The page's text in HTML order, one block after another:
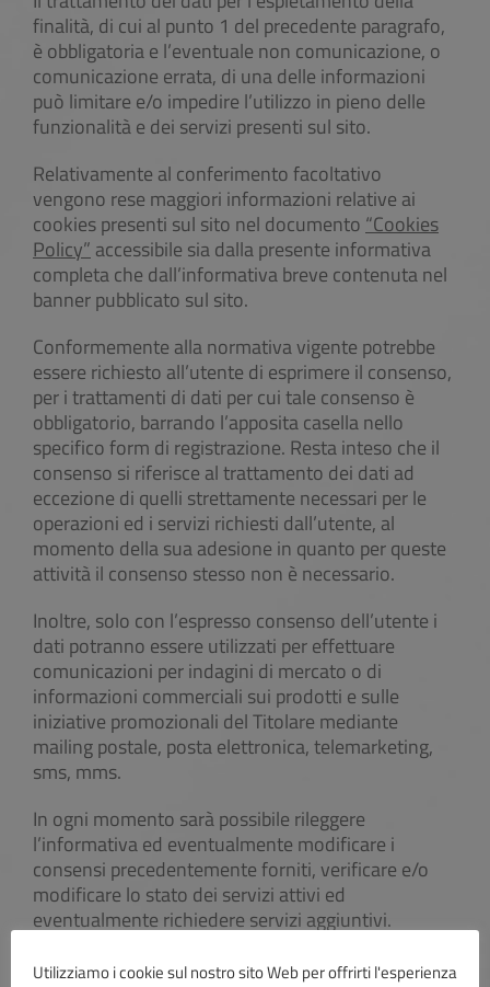
finalità, di cui al punto 1 del precedente paragrafo,
è obbligatoria e l’eventuale non comunicazione, o
comunicazione errata, di una delle informazioni
può limitare e/o impedire l’utilizzo in pieno delle
funzionalità e dei servizi presenti sul sito.
Relativamente al conferimento facoltativo
vengono rese maggiori informazioni relative ai
cookies presenti sul sito nel documento “Cookies
Policy” accessibile sia dalla presente informativa
completa che dall’informativa breve contenuta nel
banner pubblicato sul sito.
Conformemente alla normativa vigente potrebbe
essere richiesto all’utente di esprimere il consenso,
per i trattamenti di dati per cui tale consenso è
obbligatorio, barrando l’apposita casella nello
specifico form di registrazione. Resta inteso che il
consenso si riferisce al trattamento dei dati ad
eccezione di quelli strettamente necessari per le
operazioni ed i servizi richiesti dall’utente, al
momento della sua adesione in quanto per queste
attività il consenso stesso non è necessario.
Inoltre, solo con l’espresso consenso dell’utente i
dati potranno essere utilizzati per effettuare
comunicazioni per indagini di mercato o di
informazioni commerciali sui prodotti e sulle
iniziative promozionali del Titolare mediante
mailing postale, posta elettronica, telemarketing,
sms, mms.
In ogni momento sarà possibile rileggere
l’informativa ed eventualmente modificare i
consensi precedentemente forniti, verificare e/o
modificare lo stato dei servizi attivi ed
eventualmente richiedere servizi aggiuntivi.
MODALITA’ DEL TRATTAMENTO
Utilizziamo i cookie sul nostro sito Web per offrirti l'esperienza